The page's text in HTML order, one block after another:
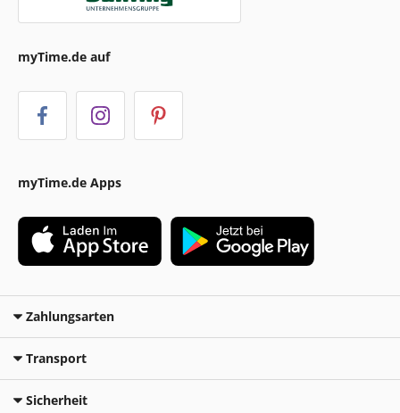
myTime.de auf
myTime.de Apps
Zahlungsarten
Transport
Sicherheit